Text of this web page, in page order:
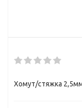
Хомут/стяжка